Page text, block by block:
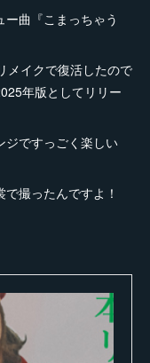
曲『こまっちゃう
メイクで復活したので
年版としてリリー
ジですっごく楽しい
撮ったんですよ！